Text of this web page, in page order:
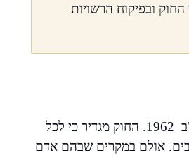
ובפיקוח הרשויות
האפוטרופוסות בישראל מעוגנת בחוק הכשרות המשפטית והאפוטרופסות, התשכ"ב–1962. החוק מגדיר כי לכל
אולם במקרים שבהם אדם